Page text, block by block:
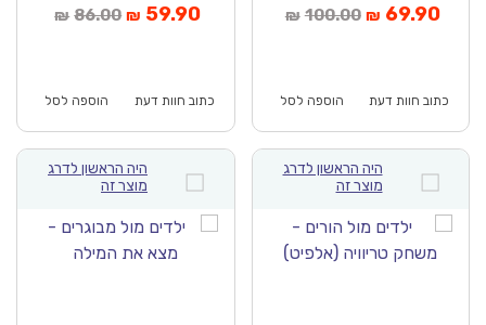
₪ 100.00המחיר
₪ 69.90
כתוב חוות דעת הוספה לסל
₪ 86.00המחיר
₪ 59.90
₪59.90.
כתוב חוות דעת הוספה לסל
היה הראשון לדרג
מוצר זה
היה הראשון לדרג
מוצר זה